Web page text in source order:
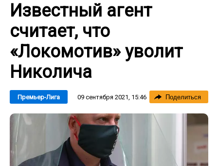
Известный агент
считает, что
«Локомотив» уволит
Николича
Премьер-Лига 09 сентября 2021, 15:46 Поделиться